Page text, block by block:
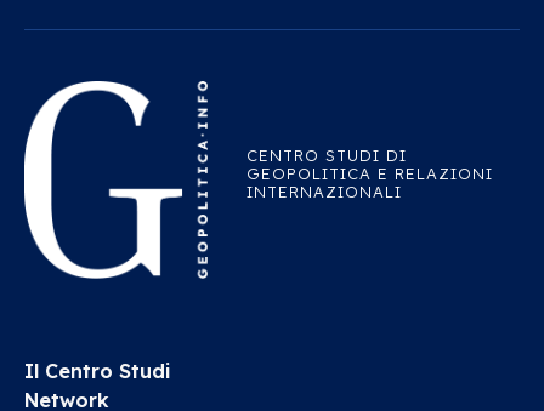
CENTRO STUDI DI
GEOPOLITICA E RELAZIONI
INTERNAZIONALI
Il Centro Studi
Network